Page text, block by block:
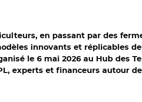
en passant par des
innovants et réplicables
le 6 mai 2026 au Hub des
experts et financeurs autour